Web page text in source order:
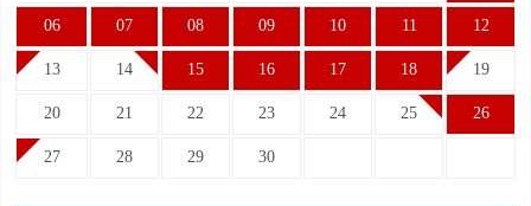
06 07 08 09 10 11 12
13 14 15 16 17 18 19
20 21 22 23 24 25 26
27 28 29 30